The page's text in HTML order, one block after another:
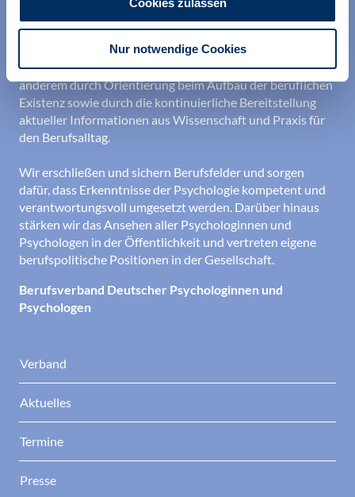
Nur notwendige Cookies
Wir unterstützen alle Psychologinnen und Psychologen in
ihrer Berufsausübung und bei der Festigung ihrer
professionellen Identität. Dies erreichen wir unter
anderem durch Orientierung beim Aufbau der beruflichen
Existenz sowie durch die kontinuierliche Bereitstellung
aktueller Informationen aus Wissenschaft und Praxis für
den Berufsalltag.
Wir erschließen und sichern Berufsfelder und sorgen
dafür, dass Erkenntnisse der Psychologie kompetent und
verantwortungsvoll umgesetzt werden. Darüber hinaus
stärken wir das Ansehen aller Psychologinnen und
Psychologen in der Öffentlichkeit und vertreten eigene
berufspolitische Positionen in der Gesellschaft.
Berufsverband Deutscher Psychologinnen und
Psychologen
Verband
Aktuelles
Termine
Presse